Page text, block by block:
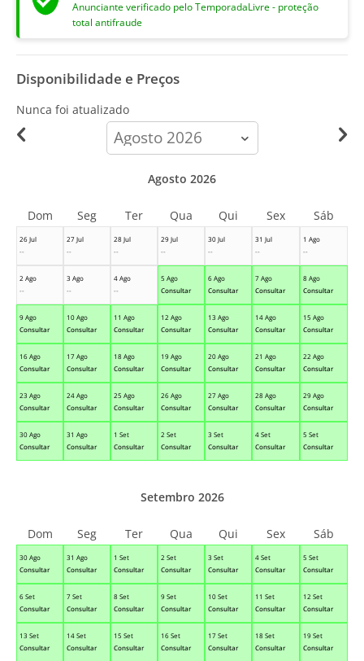
Anunciante verificado pelo TemporadaLivre - proteção
total antifraude
Disponibilidade e Preços
Nunca foi atualizado
calendar-
month
26 Jul
--
27 Jul
--
28 Jul
--
29 Jul
--
30 Jul
--
31 Jul
--
1 Ago
--
2 Ago
--
3 Ago
--
4 Ago
--
5 Ago
Consultar
6 Ago
Consultar
7 Ago
Consultar
8 Ago
Consultar
9 Ago
Consultar
10 Ago
Consultar
11 Ago
Consultar
12 Ago
Consultar
13 Ago
Consultar
14 Ago
Consultar
15 Ago
Consultar
16 Ago
Consultar
17 Ago
Consultar
18 Ago
Consultar
19 Ago
Consultar
20 Ago
Consultar
21 Ago
Consultar
22 Ago
Consultar
23 Ago
Consultar
24 Ago
Consultar
25 Ago
Consultar
26 Ago
Consultar
27 Ago
Consultar
28 Ago
Consultar
29 Ago
Consultar
30 Ago
Consultar
31 Ago
Consultar
1 Set
Consultar
2 Set
Consultar
3 Set
Consultar
4 Set
Consultar
5 Set
Consultar
Agosto 2026
Dom Seg Ter Qua Qui Sex Sáb
30 Ago
Consultar
31 Ago
Consultar
1 Set
Consultar
2 Set
Consultar
3 Set
Consultar
4 Set
Consultar
5 Set
Consultar
6 Set
Consultar
7 Set
Consultar
8 Set
Consultar
9 Set
Consultar
10 Set
Consultar
11 Set
Consultar
12 Set
Consultar
13 Set
Consultar
14 Set
Consultar
15 Set
Consultar
16 Set
Consultar
17 Set
Consultar
18 Set
Consultar
19 Set
Consultar
Setembro 2026
Dom Seg Ter Qua Qui Sex Sáb